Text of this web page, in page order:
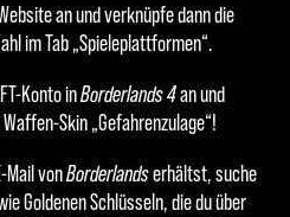
an und verknüpfe dann die
im Tab „Spieleplattformen“.
Konto inBorderlands 4an und
Skin „Gefahrenzulage“!
Mail vonBorderlandserhältst, suche
Goldenen Schlüsseln, die du über